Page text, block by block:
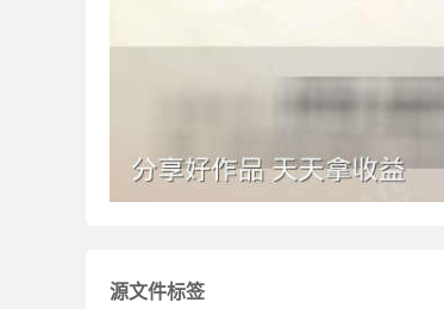
源文件标签